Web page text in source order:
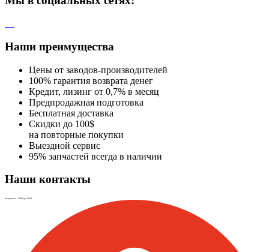
Наши преимущества
Цены от заводов-производителей
100% гарантия возврата денег
Кредит, лизинг от 0,7% в месяц
Предпродажная подготовка
Бесплатная доставка
Скидки до 100$
на повторные покупки
Выездной сервис
95% запчастей всегда в наличии
Наши контакты
Ежедневно с 9:00 до 18:00